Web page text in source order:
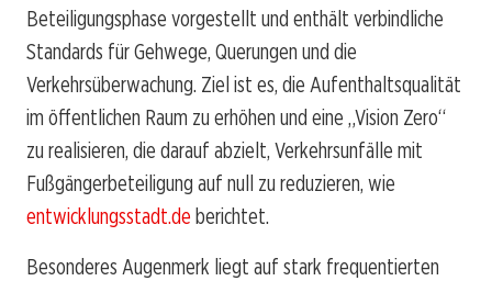
Beteiligungsphase vorgestellt und enthält verbindliche
Standards für Gehwege, Querungen und die
Verkehrsüberwachung. Ziel ist es, die Aufenthaltsqualität
im öffentlichen Raum zu erhöhen und eine „Vision Zero“
zu realisieren, die darauf abzielt, Verkehrsunfälle mit
Fußgängerbeteiligung auf null zu reduzieren, wie
entwicklungsstadt.de berichtet.
Besonderes Augenmerk liegt auf stark frequentierten